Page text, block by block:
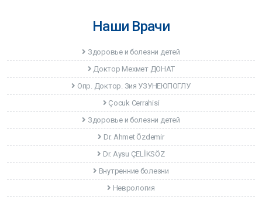
Наши Врачи
Здоровье и болезни детей
Доктор Мехмет ДОНАТ
Опр. Доктор. Зия УЗУНЕЮПОГЛУ
Çocuk Cerrahisi
Здоровье и болезни детей
Dr. Ahmet Özdemir
Dr. Aysu ÇELİKSÖZ
Внутренние болезни
Неврология